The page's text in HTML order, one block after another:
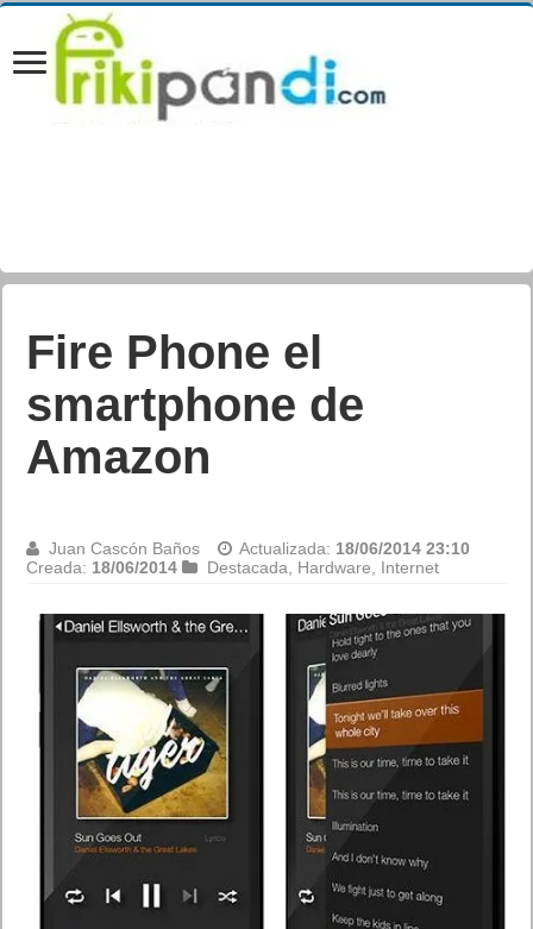
Fire Phone el
smartphone de
Amazon
Juan Cascón Baños Actualizada: 18/06/2014 23:10
Creada: 18/06/2014 Destacada Hardware Internet